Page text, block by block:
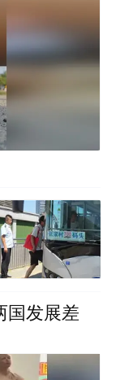
国发展差